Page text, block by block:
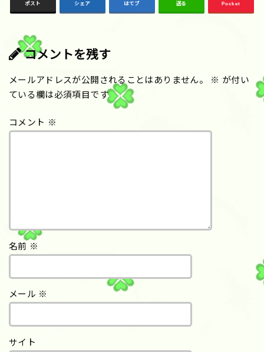
ポスト シェア はてブ 送る Pocket
コメントを残す
メールアドレスが公開されることはありません。 ※ が付い
ている欄は必須項目です
コメント ※
名前 ※
メール ※
サイト